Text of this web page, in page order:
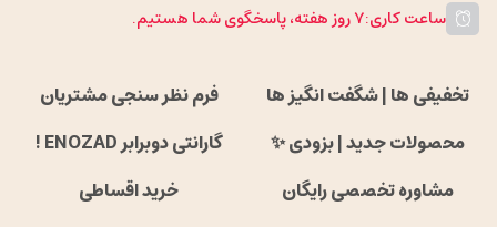
ساعت کاری:۷ روز هفته، پاسخگوی شما هستیم.
تخفیفی ها | شگفت انگیز ها
فرم نظر سنجی مشتریان
محصولات جدید | بزودی ✨
گارانتی دوبرابر ENOZAD !
مشاوره تخصصی رایگان
خرید اقساطی